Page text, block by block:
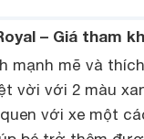
– Giá tham
mạnh mẽ và
vời với 2 màu
với xe một